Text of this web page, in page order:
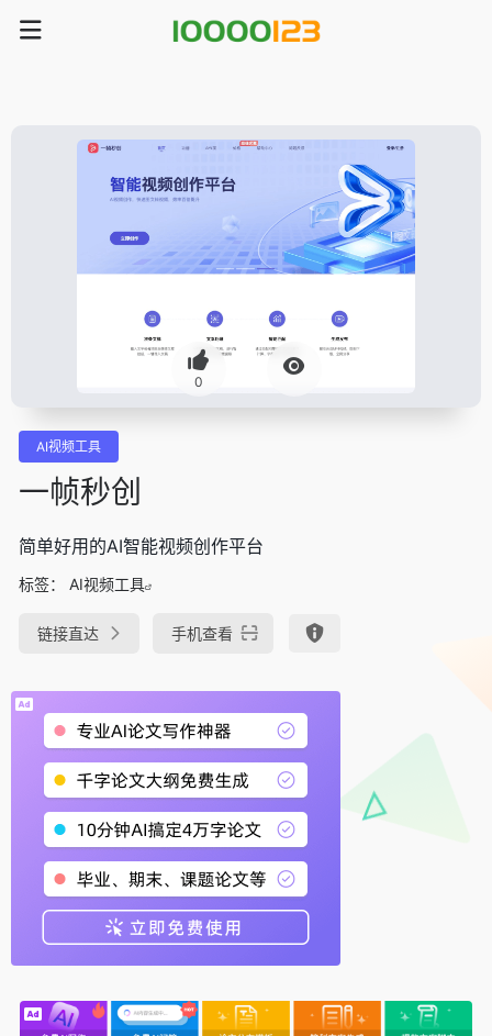
0
AI视频工具
一帧秒创
简单好用的AI智能视频创作平台
标签： AI视频工具
链接直达 手机查看